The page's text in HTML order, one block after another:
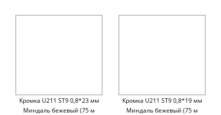
Кромка U211 ST9 0,8*23 мм
Миндаль бежевый (75 м
Кромка U211 ST9 0,8*19 мм
Миндаль бежевый (75 м